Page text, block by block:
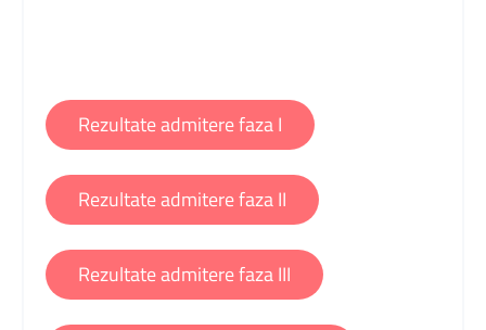
Rezultate admitere faza I
Rezultate admitere faza II
Rezultate admitere faza III